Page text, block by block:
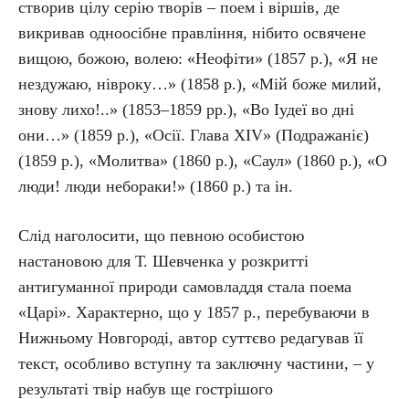
створив цілу серію творів – поем і віршів, де
викривав одноосібне правління, нібито освячене
вищою, божою, волею: «Неофіти» (1857 р.), «Я не
нездужаю, нівроку…» (1858 р.), «Мій боже милий,
знову лихо!..» (1853–1859 рр.), «Во Іудеї во дні
они…» (1859 р.), «Осії. Глава XIV» (Подражаніє)
(1859 р.), «Молитва» (1860 р.), «Саул» (1860 р.), «О
люди! люди небораки!» (1860 р.) та ін.
Слід наголосити, що певною особистою
настановою для Т. Шевченка у розкритті
антигуманної природи самовладдя стала поема
«Царі». Характерно, що у 1857 р., перебуваючи в
Нижньому Новгороді, автор суттєво редагував її
текст, особливо вступну та заключну частини, – у
результаті твір набув ще гострішого